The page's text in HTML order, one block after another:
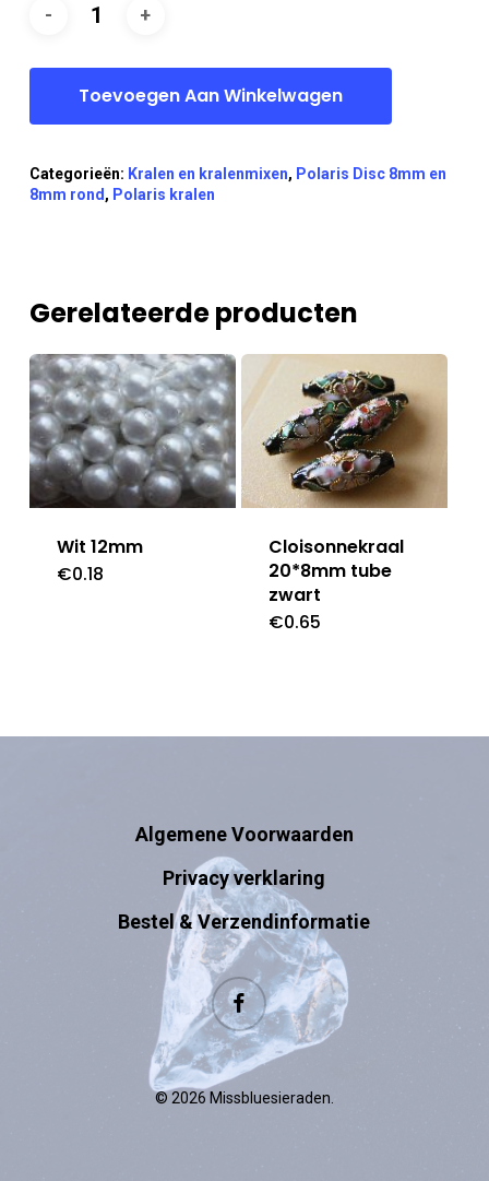
Toevoegen Aan Winkelwagen
Categorieën: Kralen en kralenmixen, Polaris Disc 8mm en
8mm rond, Polaris kralen
Gerelateerde producten
Wit 12mm
€0.18
Cloisonnekraal
20*8mm tube
zwart
€0.65
Algemene Voorwaarden
Privacy verklaring
Bestel & Verzendinformatie
facebook
© 2026 Missbluesieraden.